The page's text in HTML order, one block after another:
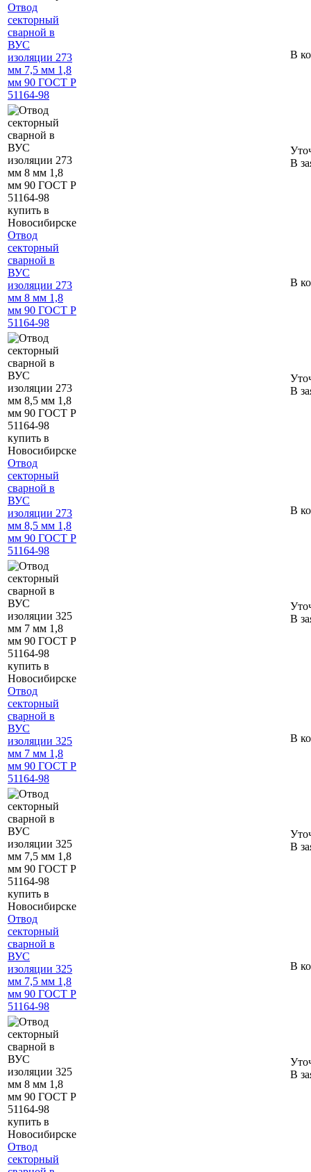
Отвод
секторный
сварной в
ВУС
изоляции 273
мм 7,5 мм 1,8
мм 90 ГОСТ Р
51164-98
В
Отвод
секторный
сварной в
ВУС
изоляции 273
мм 8 мм 1,8
мм 90 ГОСТ Р
51164-98
В
В
Отвод
секторный
сварной в
ВУС
изоляции 273
мм 8,5 мм 1,8
мм 90 ГОСТ Р
51164-98
В
В
Отвод
секторный
сварной в
ВУС
изоляции 325
мм 7 мм 1,8
мм 90 ГОСТ Р
51164-98
В
В
Отвод
секторный
сварной в
ВУС
изоляции 325
мм 7,5 мм 1,8
мм 90 ГОСТ Р
51164-98
В
В
Отвод
секторный
В